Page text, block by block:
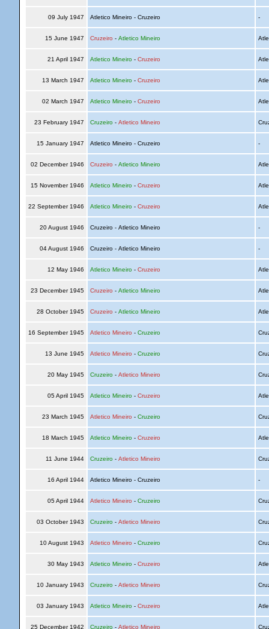
09 July 1947 Atletico Mineiro - Cruzeiro -
15 June 1947 Cruzeiro - Atletico Mineiro
21 April 1947 Atletico Mineiro- Cruzeiro
13 March 1947 Atletico Mineiro- Cruzeiro
02 March 1947 Atletico Mineiro- Cruzeiro
23 February 1947 Cruzeiro- Atletico Mineiro
15 January 1947 Atletico Mineiro - Cruzeiro -
02 December 1946 Cruzeiro - Atletico Mineiro
15 November 1946 Atletico Mineiro- Cruzeiro
22 September 1946 Atletico Mineiro- Cruzeiro
20 August 1946 Cruzeiro - Atletico Mineiro -
04 August 1946 Cruzeiro - Atletico Mineiro -
12 May 1946 Atletico Mineiro- Cruzeiro
23 December 1945 Cruzeiro - Atletico Mineiro
28 October 1945 Cruzeiro - Atletico Mineiro
16 September 1945 Atletico Mineiro - Cruzeiro
13 June 1945 Atletico Mineiro - Cruzeiro
20 May 1945 Cruzeiro- Atletico Mineiro
05 April 1945 Atletico Mineiro- Cruzeiro
23 March 1945 Atletico Mineiro - Cruzeiro
18 March 1945 Atletico Mineiro- Cruzeiro
11 June 1944 Cruzeiro- Atletico Mineiro
16 April 1944 Atletico Mineiro - Cruzeiro -
05 April 1944 Atletico Mineiro - Cruzeiro
03 October 1943 Cruzeiro- Atletico Mineiro
10 August 1943 Atletico Mineiro - Cruzeiro
30 May 1943 Atletico Mineiro- Cruzeiro
10 January 1943 Cruzeiro- Atletico Mineiro
03 January 1943 Atletico Mineiro- Cruzeiro
25 December 1942 Cruzeiro- Atletico Mineiro